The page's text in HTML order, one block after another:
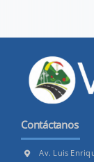
Contáctanos
Av. Luis